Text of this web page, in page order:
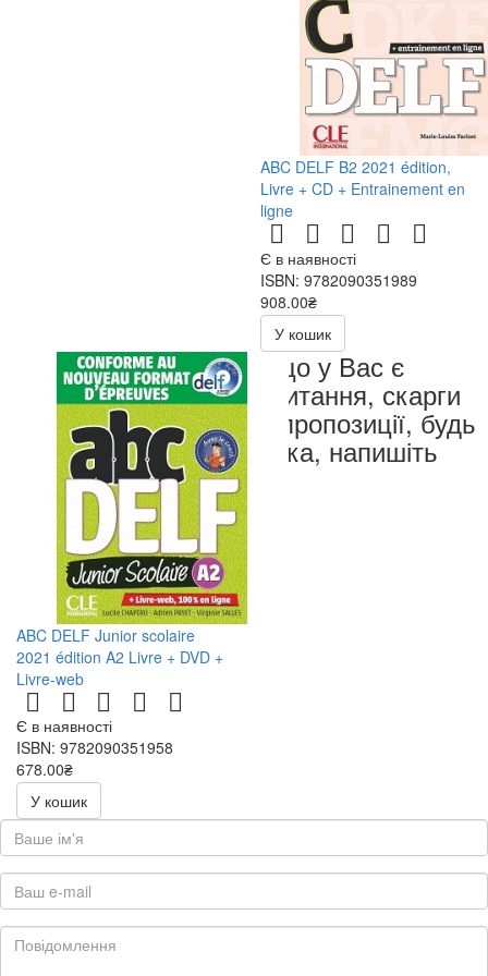
ABC DELF B2 2021 édition,
Livre + CD + Entrainement en
ligne
Є в наявності
ISBN: 9782090351989
908.00₴
У кошик
ABC DELF Junior scolaire
2021 édition A2 Livre + DVD +
Livre-web
Є в наявності
ISBN: 9782090351958
678.00₴
У кошик
Якщо у Вас є
запитання, скарги
чи пропозиції, будь
ласка, напишіть